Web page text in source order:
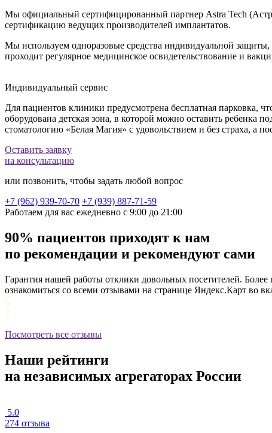
Мы официальный сертифицированный партнер Astra Tech
сертификацию ведущих производителей имплантатов.
Мы используем одноразовые средства индивидуальной
проходит регулярное медицинское освидетельствование и
Индивидуальный сервис
Для пациентов клиники предусмотрена бесплатная парковка,
оборудована детская зона, в которой можно оставить ребенка
стоматологию «Белая Магия» с удовольствием и без страха, а
Оставить заявку
на консультацию
или позвонить, чтобы задать любой вопрос
+7 (962) 939-70-70 +7 (939) 887-71-59
Работаем для вас ежедневно с 9:00 до 21:00
90% пациентов приходят к нам
по рекомендации и рекомендуют сами
Гарантия нашей работы отклики довольных посетителей.
ознакомиться со всеми отзывами на странице Яндекс.Карт во
Посмотреть все отзывы
Наши рейтинги
на независимых агрегаторах России
5.0
274 отзыва